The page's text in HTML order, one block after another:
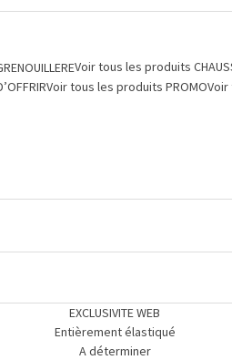
Voir tous les produits
Voir tous les produits PROMO
EXCLUSIVITE WEB
Entièrement élastiqué
A déterminer